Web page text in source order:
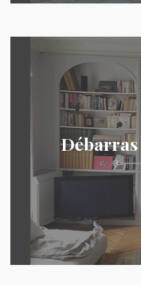
Débarras